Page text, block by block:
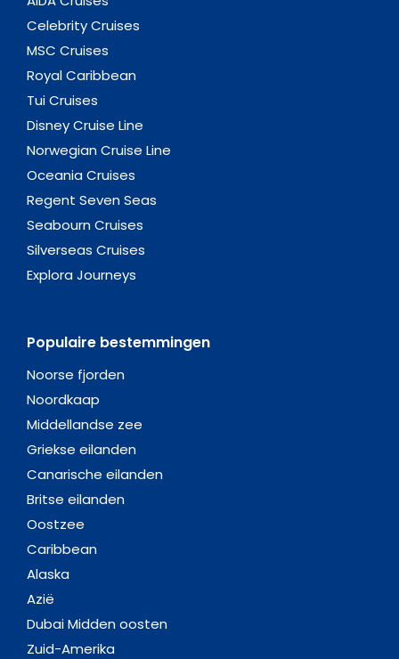
Celebrity Cruises
MSC Cruises
Royal Caribbean
Tui Cruises
Disney Cruise Line
Norwegian Cruise Line
Oceania Cruises
Regent Seven Seas
Seabourn Cruises
Silverseas Cruises
Explora Journeys
Populaire bestemmingen
Noorse fjorden
Noordkaap
Middellandse zee
Griekse eilanden
Canarische eilanden
Britse eilanden
Oostzee
Caribbean
Alaska
Azië
Dubai Midden oosten
Zuid-Amerika